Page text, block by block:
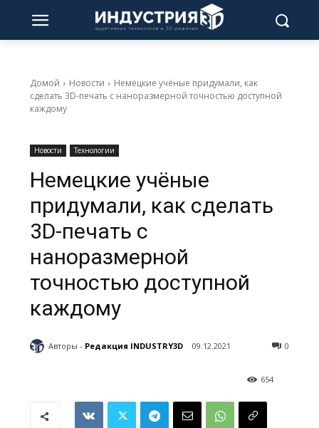
Домой Новости
Немецкие учёные придумали, как
сделать 3D-печать с наноразмерной точностью доступной
каждому
Новости Технологии
Немецкие учёные
придумали, как сделать
3D-печать с
наноразмерной
точностью доступной
каждому
Авторы - Редакция INDUSTRY3D 09.12.2021 0
654